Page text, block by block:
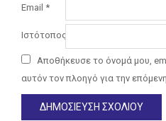
Email *
Ιστότοπος
Αποθήκευσε το όνομά μου,
αυτόν τον πλοηγό για την